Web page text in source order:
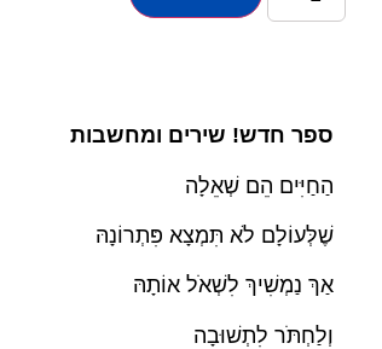
ספר חדש! שירים ומחשבות
הַחַיִּים הֵם שְׁאֵלָה
שֶׁלְּעוֹלָם לֹא תִּמְצָא פִּתְרוֹנָהּ
אַךְ נַמְשִׁיךְ לִשְׁאֹל אוֹתָהּ
וְלַחְתֹּר לִתְשׁוּבָה